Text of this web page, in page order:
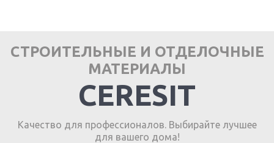
СТРОИТЕЛЬНЫЕ И ОТДЕЛОЧНЫЕ
МАТЕРИАЛЫ
CERESIT
Качество для профессионалов. Выбирайте лучшее
для вашего дома!